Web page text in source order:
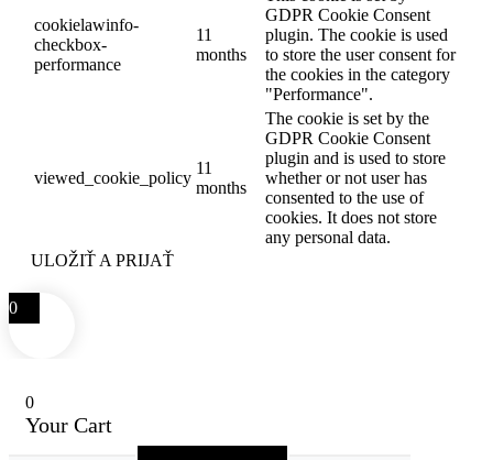
cookielawinfo-
checkbox-
performance
11
months
GDPR Cookie Consent
plugin. The cookie is used
to store the user consent for
the cookies in the category
"Performance".
viewed_cookie_policy
11
months
The cookie is set by the
GDPR Cookie Consent
plugin and is used to store
whether or not user has
consented to the use of
cookies. It does not store
any personal data.
ULOŽIŤ A PRIJAŤ
0
0
Your Cart